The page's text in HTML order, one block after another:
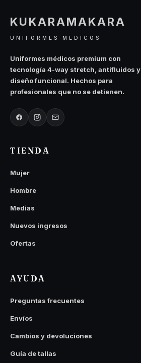
KUKARAMAKARA
UNIFORMES MÉDICOS
Uniformes médicos premium con
tecnología 4-way stretch, antifluidos y
diseño funcional. Hechos para
profesionales que no se detienen.
TIENDA
Mujer
Hombre
Medias
Nuevos ingresos
Ofertas
AYUDA
Preguntas frecuentes
Envíos
Cambios y devoluciones
Guía de tallas